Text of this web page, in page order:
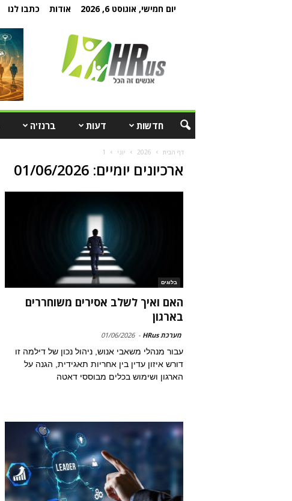
יום חמישי, אוגוסט 6, 2026 אודות כתבו לנו
חדשות דעות ברנז'ה
דף הבית 2026 יוני 1
ארכיונים יומיים: 01/06/2026
בלוגים
האם ואיך לשלב אסירים משוחררים
בארגון
מערכת HRus -
01/06/2026
עבור מנהלי משאבי אנוש, ניהול נכון של דילמה זו
דורש איזון עדין בין אחריות תאגידית, הגנה על
הארגון ושימוש בכלים מבוססי דאטה